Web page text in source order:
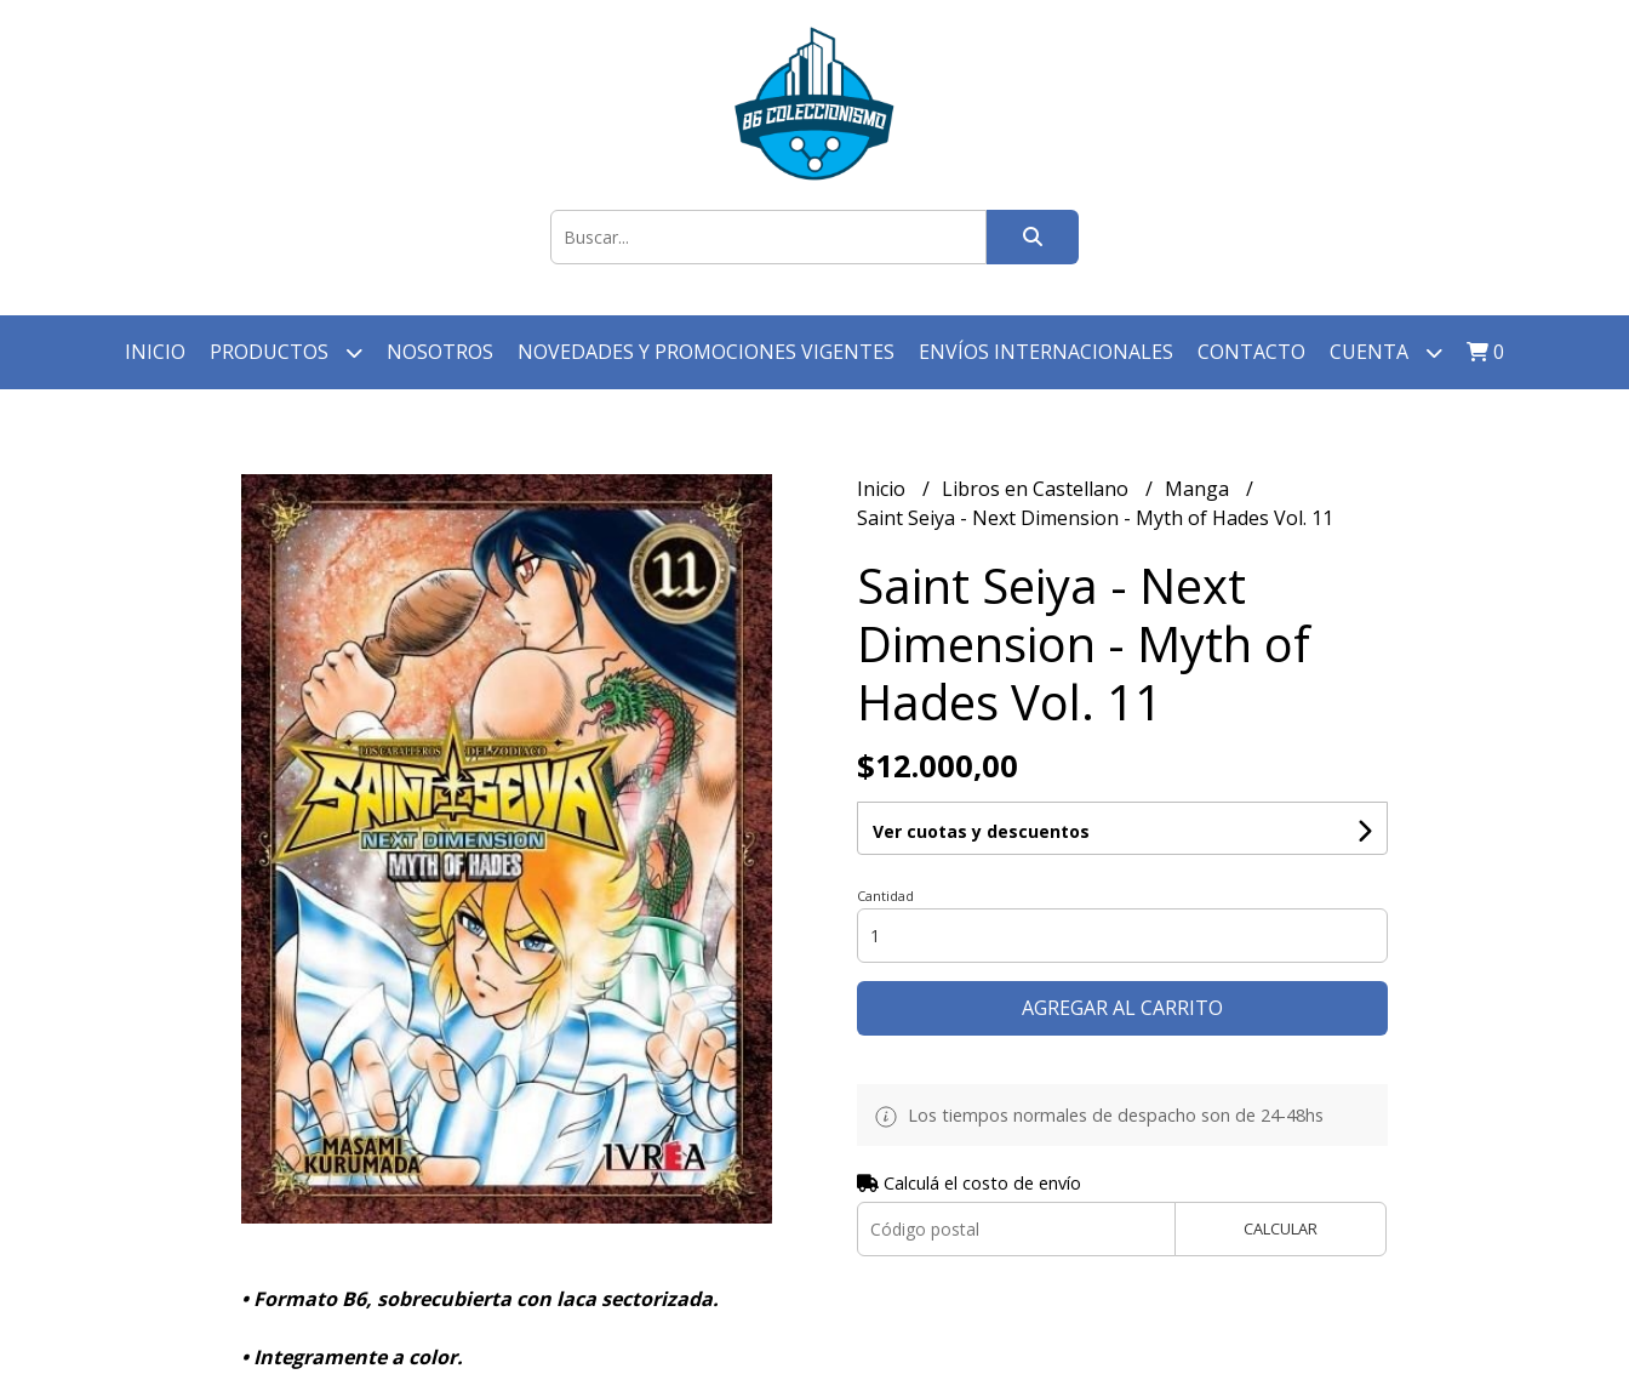
INICIO PRODUCTOS NOSOTROS NOVEDADES Y PROMOCIONES VIGENTES ENVÍOS INTERNACIONALES CONTACTO CUENTA 0
• Formato B6, sobrecubierta con laca sectorizada.
​• Integramente a color.
Inicio Libros en Castellano
Manga
Saint Seiya - Next Dimension - Myth of Hades Vol. 11
Saint Seiya - Next
Dimension - Myth of
Hades Vol. 11
$12.000,00
Ver cuotas y descuentos
Cantidad
AGREGAR AL CARRITO
Los tiempos normales de despacho son de 24-48hs
Calculá el costo de envío
CALCULAR